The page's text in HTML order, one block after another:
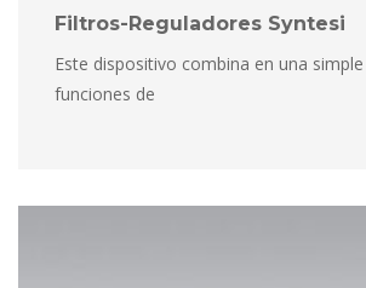
Filtros-Reguladores Syntesi
Este dispositivo combina en una
funciones de